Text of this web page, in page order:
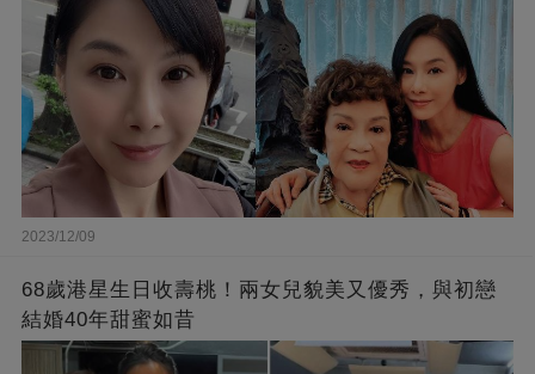
2023/12/09
68歲港星生日收壽桃！兩女兒貌美又優秀，與初戀
結婚40年甜蜜如昔